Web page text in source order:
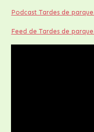
Podcast Tardes de
Feed de Tardes de